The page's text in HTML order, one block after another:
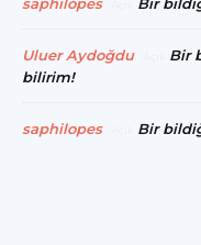
Uluer Aydoğdu
Bir
bilirim!
saphilopes Bir